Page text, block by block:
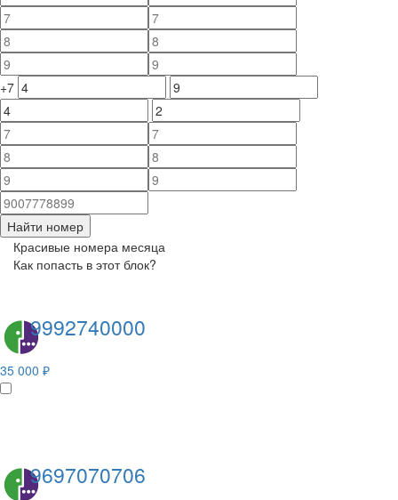
+7
Найти номер
Красивые номера месяца
Как попасть в этот блок?
9992740000
35 000 ₽
9697070706